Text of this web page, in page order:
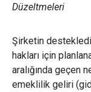
Düzeltmeleri
Şirketin
hakları için
aralığında geçen
emeklilik geliri